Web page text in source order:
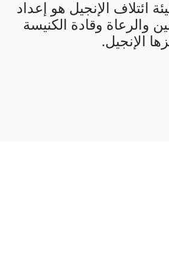
ائتلاف الإنجيل هو إعداد
والرعاة وقادة الكنيسة
الإنجيل.